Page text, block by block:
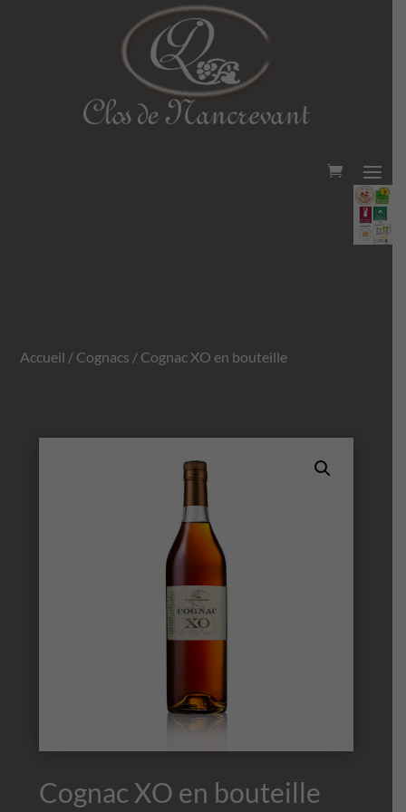
Accueil / Cognacs / Cognac XO en bouteille
Cognac XO en bouteille